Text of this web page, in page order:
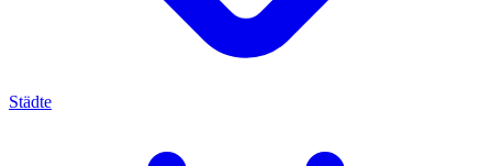
Städte